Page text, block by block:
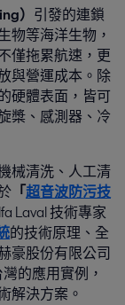
） 引發的連鎖
物等海洋生物，
僅拖累航速，更
與營運成本。除
硬體表面，皆可
槳、感測器、冷
械清洗、人工清
「超音波防污技
Laval 技術專家
的技術原理、全
豪股份有限公司
的應用實例，
解決方案。